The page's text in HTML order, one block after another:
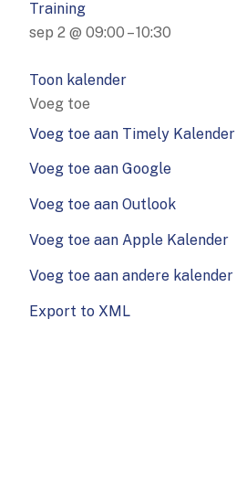
Training
sep 2 @ 09:00 – 10:30
Toon kalender
Voeg toe
Voeg toe aan Timely Kalender
Voeg toe aan Google
Voeg toe aan Outlook
Voeg toe aan Apple Kalender
Voeg toe aan andere kalender
Export to XML